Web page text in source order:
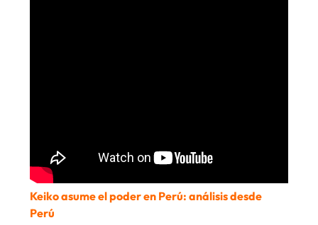
Keiko asume el poder en Perú: análisis desde
Perú